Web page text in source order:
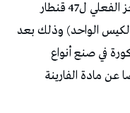
أمس الاثنين 02 مارس 2026، من الحجز الفعلي ل47 قنطار
(94 كيس وزن 50 كلغ الكيس الواحد) وذلك بعد
في صنع أنواع
عن مادة الفارينة